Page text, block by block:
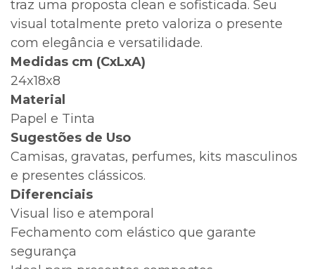
traz uma proposta clean e sofisticada. Seu
visual totalmente preto valoriza o presente
com elegância e versatilidade.
Medidas cm (CxLxA)
24x18x8
Material
Papel e Tinta
Sugestões de Uso
Camisas, gravatas, perfumes, kits masculinos
e presentes clássicos.
Diferenciais
Visual liso e atemporal
Fechamento com elástico que garante
segurança